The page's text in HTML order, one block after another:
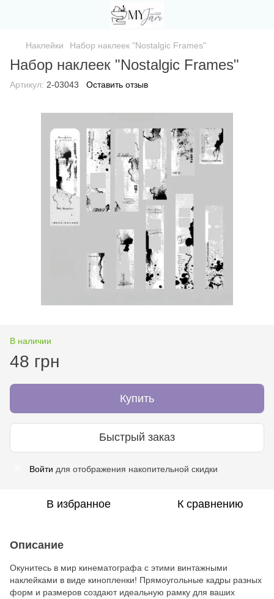
Наклейки Набор наклеек "Nostalgic Frames"
Набор наклеек "Nostalgic Frames"
Артикул: 2-03043 Оставить отзыв
В наличии
48 грн
Купить
Быстрый заказ
Войти для отображения накопительной скидки
В избранное К сравнению
Описание
Окунитесь в мир кинематографа с этими винтажными
наклейками в виде кинопленки! Прямоугольные кадры разных
форм и размеров создают идеальную рамку для ваших